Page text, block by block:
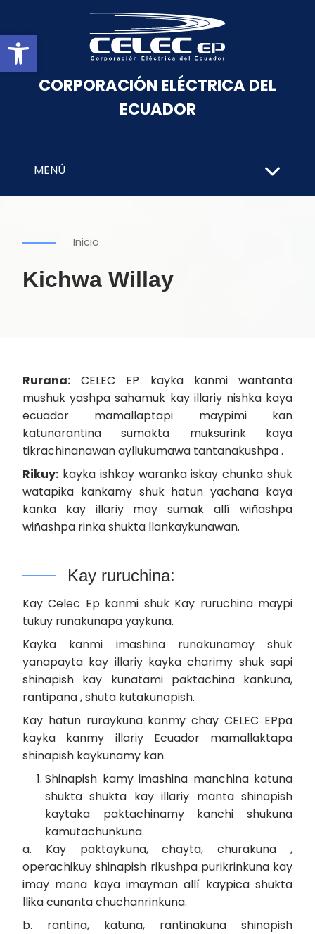
Abrir barra de herramientas
CORPORACIÓN ELÉCTRICA DEL
ECUADOR
MENÚ
Inicio
Kichwa Willay
Rurana: CELEC EP kayka kanmi wantanta
mushuk yashpa sahamuk kay illariy nishka kaya
ecuador mamallaptapi maypimi kan
katunarantina sumakta muksurink kaya
tikrachinanawan ayllukumawa tantanakushpa .
Rikuy: kayka ishkay waranka iskay chunka shuk
watapika kankamy shuk hatun yachana kaya
kanka kay illariy may sumak allí wiñashpa
wiñashpa rinka shukta llankaykunawan.
Kay ruruchina:
Kay Celec Ep kanmi shuk Kay ruruchina maypi
tukuy runakunapa yaykuna.
Kayka kanmi imashina runakunamay shuk
yanapayta kay illariy kayka charimy shuk sapi
shinapish kay kunatami paktachina kankuna,
rantipana , shuta kutakunapish.
Kay hatun ruraykuna kanmy chay CELEC EPpa
kayka kanmy illariy Ecuador mamallaktapa
shinapish kaykunamy kan.
Shinapish kamy imashina manchina katuna
shukta shukta kay illariy manta shinapish
kaytaka paktachinamy kanchi shukuna
kamutachunkuna.
a. Kay paktaykuna, chayta, churakuna ,
operachikuy shinapish rikushpa purikrinkuna kay
imay mana kaya imayman allí kaypica shukta
llika cunanta chuchanrinkuna.
b. rantina, katuna, rantinakuna shinapish